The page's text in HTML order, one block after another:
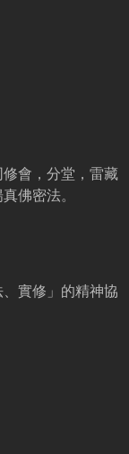
會，分堂，雷藏
佛密法。
實修」的精神協